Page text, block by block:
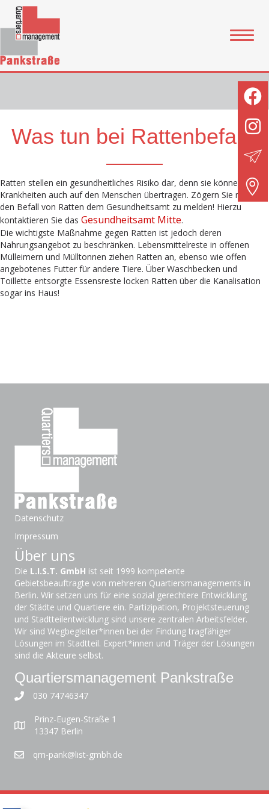
Was tun bei Rattenbefall?
Ratten stellen ein gesundheitliches Risiko dar, denn sie können
Krankheiten auch auf den Menschen übertragen. Zögern Sie nicht
den Befall von Ratten dem Gesundheitsamt zu melden! Hierzu
kontaktieren Sie das Gesundheitsamt Mitte.
Die wichtigste Maßnahme gegen Ratten ist jedoch deren
Nahrungsangebot zu beschränken. Lebensmittelreste in offenen
Mülleimern und Mülltonnen ziehen Ratten an, ebenso wie offen
angebotenes Futter für andere Tiere. Über Waschbecken und
Toillette entsorgte Essensreste locken Ratten über die Kanalisation
sogar ins Haus!
Datenschutz
Impressum
Über uns
Die L.I.S.T. GmbH ist seit 1999 kompetente
Gebietsbeauftragte von mehreren Quartiersmanagements in
Berlin. Wir setzen uns für eine sozial gerechtere Entwicklung
der Städte und Quartiere ein. Partizipation, Projektsteuerung
und Stadtteilentwicklung sind unsere zentralen Arbeitsfelder.
Wir sind Wegbegleiter*innen bei der Findung tragfähiger
Lösungen im Stadtteil. Expert*innen und Träger der Lösungen
sind die Akteure selbst.
Quartiersmanagement Pankstraße
030 74746347
Prinz-Eugen-Straße 1
13347 Berlin
qm-pank@list-gmbh.de